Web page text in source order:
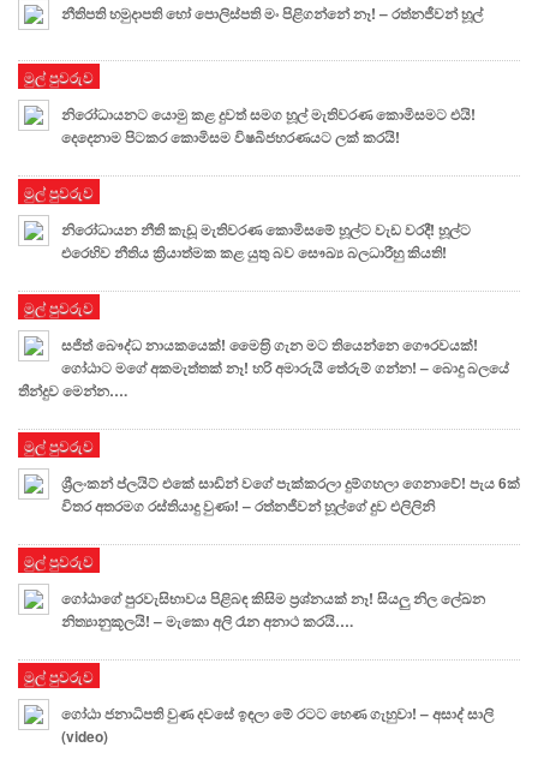
නීතිපති හමුදාපති හෝ පොලිස්පති මං පිළිගන්නේ නෑ! – රත්නජීවන් හූල්
මුල් පුවරුව
නිරෝධායනට යොමු කළ දුවත් සමග හූල් මැතිවරණ කොමිසමට එයි!
දෙදෙනාම පිටකර කොමිසම විෂබිජහරණය⁣ට ලක් කරයි!
මුල් පුවරුව
නිරෝධායන නීති කැඩූ මැතිවරණ කොමිසමේ හූල්ට වැඩ වරදී! හූල්ට
එරෙහිව නීතිය ක්‍රියාත්මක කළ යුතු බව සෞඛ්‍ය බලධාරීහු කියති!
මුල් පුවරුව
සජිත් බෞද්ධ නායකයෙක්! මෛත‍්‍රි ගැන මට තියෙන්නෙ ගෞරවයක්!
ගෝඨාට මගේ අකමැත්තක් නෑ! හරි අමාරුයි තේරුම් ගන්න! – බොදු බලයේ
තීන්දුව මෙන්න….
මුල් පුවරුව
ශ්‍රීලංකන් ප්ලයිට් එකේ සාඩින් වගේ පැක්කරලා දුම්ගහලා ගෙනාවේ! පැය 6ක්
විතර අතරමග රස්තියාදු වුණා! – රත්නජීවන් හූල්ගේ දුව එලිලිනි
මුල් පුවරුව
ගෝඨාගේ පුරවැසිභාවය පිළිබඳ කිසිම ප්‍රශ්නයක් නෑ! සියලු නිල ලේඛන
නිත්‍යානුකූලයි! – මැකො අලි රෑන අනාථ කරයි….
මුල් පුවරුව
ගෝඨා ජනාධිපති වුණ දවසේ ඉඳලා මේ රටට හෙණ ගැහුවා! – අසාද් සාලි
(video)